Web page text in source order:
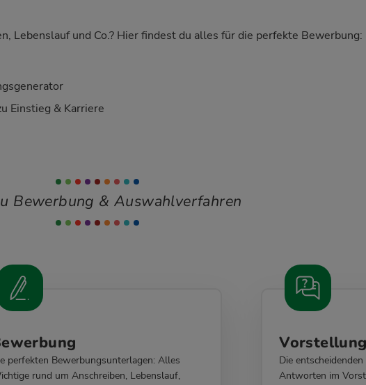
Lebenslauf und Co.? Hier findest du alles für die perfekte Bewerbung:
Einstieg & Karriere
Bewerbung & Auswahlverfahren
perfekten Bewerbungsunterlagen: Alles
rund um Anschreiben, Lebenslauf,
Die
Antworten im